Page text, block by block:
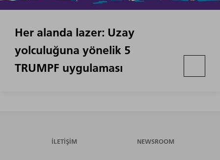
Her alanda lazer: Uzay
yolculuğuna yönelik 5
TRUMPF uygulaması
İLETIŞIM NEWSROOM